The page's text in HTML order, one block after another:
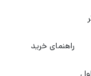
عکس
نوع
راهنمای خرید